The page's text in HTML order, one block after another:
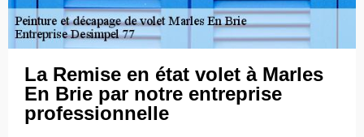
La Remise en état volet à Marles
En Brie par notre entreprise
professionnelle